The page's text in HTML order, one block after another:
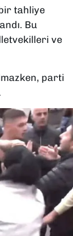
tahliye
Bu
ve
parti